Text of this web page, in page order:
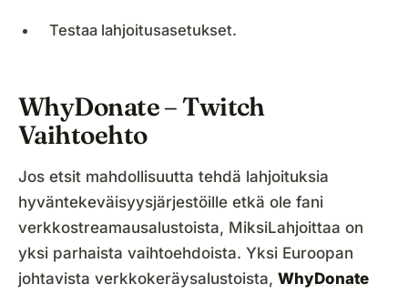
Testaa lahjoitusasetukset.
WhyDonate – Twitch
Vaihtoehto
Jos etsit mahdollisuutta tehdä lahjoituksia
hyväntekeväisyysjärjestöille etkä ole fani
verkkostreamausalustoista, MiksiLahjoittaa on
yksi parhaista vaihtoehdoista. Yksi Euroopan
johtavista verkkokeräysalustoista, WhyDonate